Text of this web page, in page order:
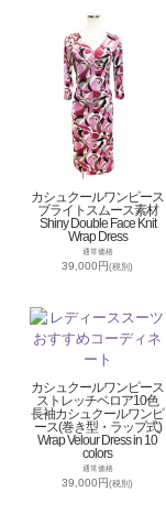
カシュクールワンピース
ブライトスムース素材
Shiny Double Face Knit
Wrap Dress
通常価格
39,000円(税別)
カシュクールワンピース
ストレッチベロア10色
長袖カシュクールワンピ
ース(巻き型・ラップ式)
Wrap Velour Dress in 10
colors
通常価格
39,000円(税別)